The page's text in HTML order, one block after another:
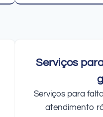
Serviços
Serviços para
atendimento